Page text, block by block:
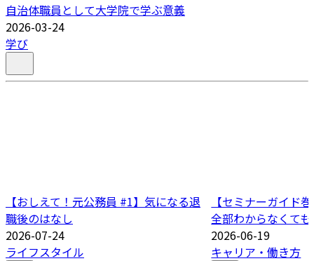
自治体職員として大学院で学ぶ意義
2026-03-24
学び
【おしえて！元公務員 #1】気になる退
職後のはなし
2026-07-24
ライフスタイル
【セミナーガイド
全部わからなくて
2026-06-19
キャリア・働き方